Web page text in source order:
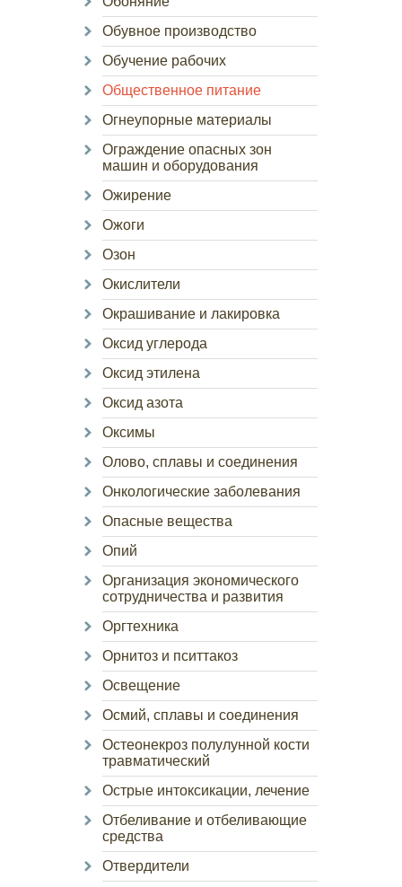
Обувное производство
Обучение рабочих
Общественное питание
Огнеупорные материалы
Ограждение опасных зон
машин и оборудования
Ожирение
Ожоги
Озон
Окислители
Окрашивание и лакировка
Оксид углерода
Оксид этилена
Оксид азота
Оксимы
Олово, сплавы и соединения
Онкологические заболевания
Опасные вещества
Опий
Организация экономического
сотрудничества и развития
Оргтехника
Орнитоз и пситтакоз
Освещение
Осмий, сплавы и соединения
Остеонекроз полулунной кости
травматический
Острые интоксикации, лечение
Отбеливание и отбеливающие
средства
Отвердители